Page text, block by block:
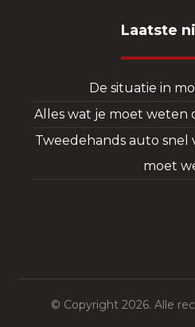
Laatste
De situatie in
Alles wat je moet weten
Tweedehands auto snel
moet
© Copyright 2026. Alle